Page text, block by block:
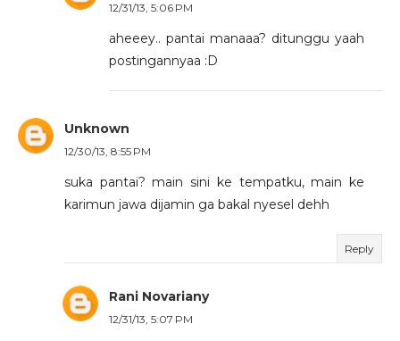
12/31/13, 5:06 PM
aheeey.. pantai manaaa? ditunggu yaah
postingannyaa :D
Unknown
12/30/13, 8:55 PM
suka pantai? main sini ke tempatku, main ke
karimun jawa dijamin ga bakal nyesel dehh
Reply
Rani Novariany
12/31/13, 5:07 PM